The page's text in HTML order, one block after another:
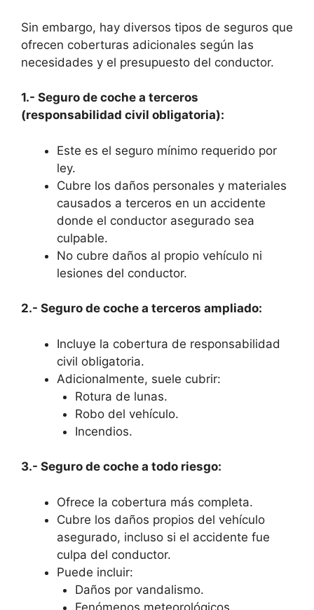
Sin embargo, hay diversos tipos de seguros que
ofrecen coberturas adicionales según las
necesidades y el presupuesto del conductor.
1.- Seguro de coche a terceros
(responsabilidad civil obligatoria):
Este es el seguro mínimo requerido por
ley.
Cubre los daños personales y materiales
causados a terceros en un accidente
donde el conductor asegurado sea
culpable.
No cubre daños al propio vehículo ni
lesiones del conductor.
2.- Seguro de coche a terceros ampliado:
Incluye la cobertura de responsabilidad
civil obligatoria.
Adicionalmente, suele cubrir:
Rotura de lunas.
Robo del vehículo.
Incendios.
3.- Seguro de coche a todo riesgo:
Ofrece la cobertura más completa.
Cubre los daños propios del vehículo
asegurado, incluso si el accidente fue
culpa del conductor.
Puede incluir:
Daños por vandalismo.
Fenómenos meteorológicos.